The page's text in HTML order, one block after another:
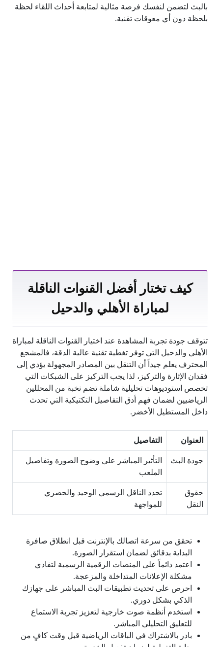
بالبث لتضمن لنفسك فرصة مثالية لمتابعة أحداث اللقاء لحظة
بلحظة دون أي معوقات تقنية.
كيف تختار أفضل القنوات الناقلة
لمباراة الأهلي والدحيل
تتوقف جودة تجربة المشاهدة عند اختيار القنوات الناقلة لمباراة
الأهلي والدحيل التي توفر تغطية تقنية عالية الدقة، فالمشجع
المحترف يعلم جيداً أن التنقل بين المصادر المجهولة يؤدي إلى
فقدان الإثارة والتركيز، لذا يجب التركيز على الشبكات التي
تخصص استوديوهات تحليلية شاملة تضم نخبة من المحللين
الرياضيين لضمان فهم أدق التفاصيل التكتيكية التي تحدث
داخل المستطيل الأخضر.
العنوان التفاصيل
جودة البث
التأثير المباشر على وضوح الصورة وتفاصيل
الملعب
حقوق
النقل
تحدد الناقل الرسمي الوحيد والحصري
للمواجهة
تحقق من سرعة اتصالك بالإنترنت قبل انطلاق صافرة
البداية بدقائق لضمان استقرار الصورة.
اعتمد دائماً على المنصات الرقمية الرسمية لتفادي
مشكلة الإعلانات المتداخلة والمزعجة.
احرص على تحديث تطبيقات البث المباشر على جهازك
الذكي بشكل دوري.
استخدم أنظمة صوت خارجية لتعزيز تجربة الاستماع
للتعليق التحليلي المباشر.
بادر بالاشتراك في الباقات الرياضية قبل وقت كافٍ من